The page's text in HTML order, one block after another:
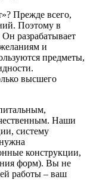
Прежде всего,
Поэтому в
Он разрабатывает
и
предметы,
высшего
Наши
систему
конструкции,
форм). Вы не
работы – ваш